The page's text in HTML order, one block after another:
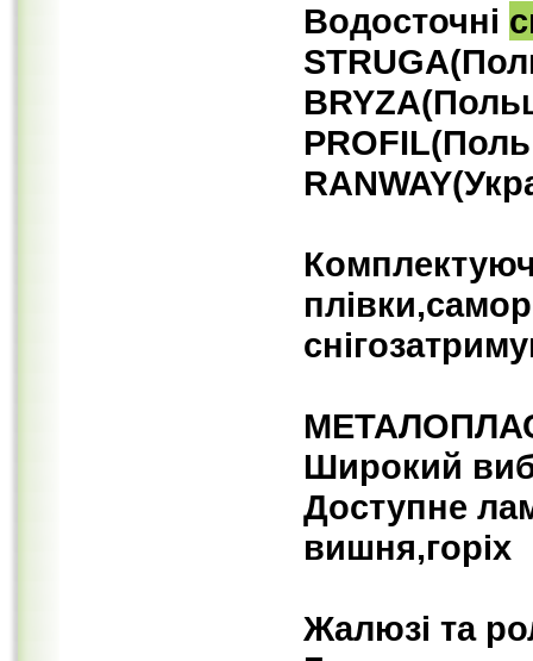
Водосточні
Широкий
Доступне
вишня,горіх
Жалюзі та